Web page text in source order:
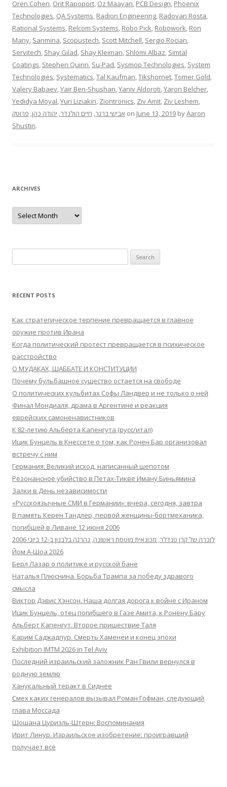
Oren Cohen, Orit Rapoport, Oz Maayan, PCB Design, Phoenix
Technologies, QA Systems, Radion Engineering, Radovan Rosta,
Rational Systems, Relcom Systems, Robo Pick, Robowork, Ron
Many, Sanmina, Scopustech, Scott Mitchell, Sergio Rocian,
Servitech, Shay Gilad, Shay Kleiman, Shlomi Albaz, Simtal
Coatings, Stephen Quinn, Su-Pad, Sysmop Technologies, System
Technologies, Systematics,Tal Kaufman,Tikshornet,Tomer Gold,
Valery Babaev,Yair Ben-Shushan,Yaniv Aldoroti,Yaron Belcher,
Yedidya Moyal,Yuri Liziakin, Ziontronics, Ziv Amit, Ziv Leshem,
אבישי ברגר, חיים הולנדר, יהודה כהן, פרוטק on June 13, 2019 byAaron
Shustin.
ARCHIVES
Archives
for:
RECENT POSTS
Как стратегическое терпение превращается в главное
оружие против Ирана
Когда политический протест превращается в психическое
расстройство
О МУДАКАХ, ШАББАТЕ И КОНСТИТУЦИИ
Почему бульбашное существо остается на свободе
О политических кульбитах Софы Ландвер и не только о ней
Финал Мондиаля, драма в Аргентине и реакция
еврейских самоненавистников
К 82-летию Альберта Капенгута (русс/итал)
Ицик Бунцель в Кнессете о том, как Ронен Бар организовал
встречу с ним
Германия: Великий исход, написанный шепотом
Резонансное убийство в Петах-Тикве Иману Биньямина
Залки в День независимости
«Русскоязычные СМИ в Германии»: вчера, сегодня, завтра
В память Керен Тандлер, первой женщины-бортмеханика,
погибшей в Ливане 12 июня 2006
לזכרה של קרן טנדלר, מכונאית מוטסת ראשונה, נהרגה בלבנון ב-12 ביוני 2006
Йом А-Шоа 2026
Берл Лазар о политике и русской бане
Наталья Плюснина. Борьба Трампа за победу здравого
смысла
Виктор Дэвис Хэнсон. Наша долгая дорога к войне с Ираном
Ицик Бунцель, отец погибшего в Газе Амита, к Ронену Бару
Альберт Капенгут. Второе пришествие Таля
Карим Саджадпур. Смерть Хаменеи и конец эпохи
Exhibition IMTM 2026 in Tel Aviv
Последний израильский заложник Ран Гвили вернулся в
родную землю
Ханукальный теракт в Сиднее
Смех каких генералов вызывал Роман Гофман, следующий
глава Моссада
Шошана Цуриэль-Штерн: Воспоминания
Ирит Линур. Израильское изобретение: проигравший
получает всё